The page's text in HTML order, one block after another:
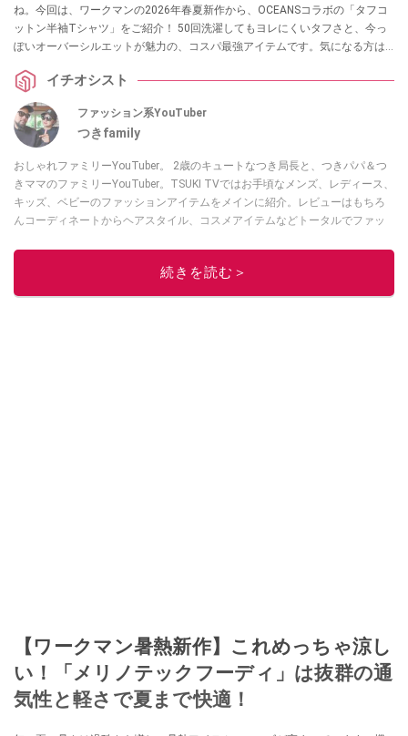
ね。今回は、ワークマンの2026年春夏新作から、OCEANSコラボの「タフコ
ットン半袖Tシャツ」をご紹介！ 50回洗濯してもヨレにくいタフさと、今っ
ぽいオーバーシルエットが魅力の、コスパ最強アイテムです。気になる方は
イチオシスト
ファッション系YouTuber
つきfamily
おしゃれファミリーYouTuber。 2歳のキュートなつき局長と、つきパパ＆つ
きママのファミリーYouTuber。TSUKI TVではお手頃なメンズ、レディース、
キッズ、ベビーのファッションアイテムをメインに紹介。レビューはもちろ
んコーディネートからヘアスタイル、コスメアイテムなどトータルでファッ
このイチオシストの他の記事を読む
続きを読む＞
【ワークマン暑熱新作】これめっちゃ涼し
い！「メリノテックフーディ」は抜群の通
気性と軽さで夏まで快適！